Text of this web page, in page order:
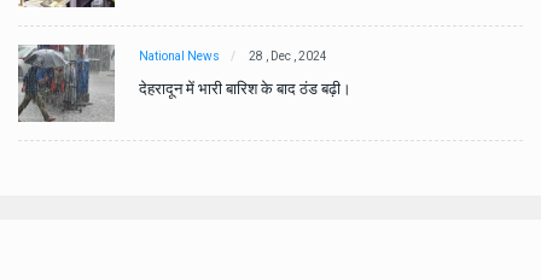
National News 28 , Dec , 2024
देहरादून में भारी बारिश के बाद ठंड बढ़ी।